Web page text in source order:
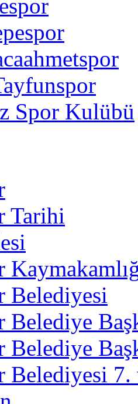
Spor Kulübü
Tarihi
Belediyesi
Belediye
Belediye
Belediyesi